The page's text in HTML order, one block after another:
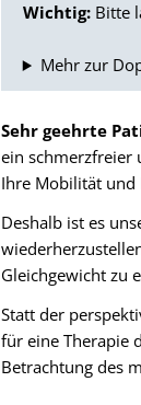
Wichtig:Bitte
Mehr zur
Sehr geehrte
ein schmerzfreier
Ihre Mobilität und
Deshalb ist es
Gleichgewicht zu
Statt der
für eine Therapie
Betrachtung des